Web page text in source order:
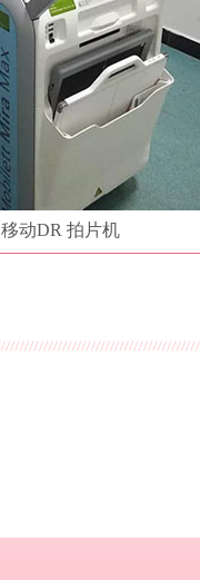
移动DR 拍片机